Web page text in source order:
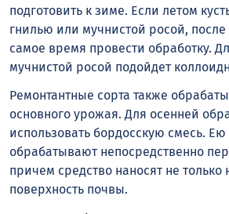
подготовить к зиме. Если летом
гнилью или мучнистой росой,
самое время провести обработку.
мучнистой росой подойдет
Ремонтантные сорта также
основного урожая. Для осенней
использовать бордосскую смесь. Ею
обрабатывают непосредственно
причем средство наносят не только
поверхность почвы.